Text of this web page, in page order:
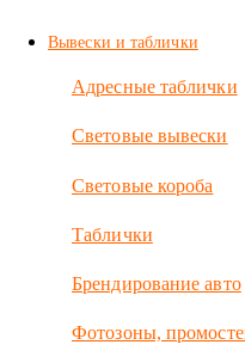
Вывески и таблички
Адресные таблички
Световые вывески
Световые короба
Таблички
Брендирование авто
Фотозоны,
2 года
Акриловые
выглядят
Печатаем,
вырезаем
гнём на